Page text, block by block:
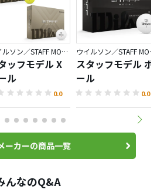
ウイルソン／STAFF MODEL
ッフモデル X
ル
0.0
ウイルソン／STAFF MODEL
スタッフモデル ボ
ール
0.0
ーカーの商品一覧
んなのQ&A